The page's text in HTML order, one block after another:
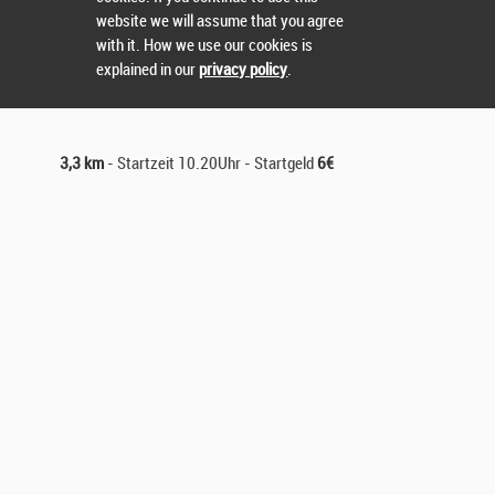
3,3 km - Startzeit 10.20Uhr - Startgeld 6€
website we will assume that you agree
with it. How we use our cookies is
explained in ourprivacy policy.